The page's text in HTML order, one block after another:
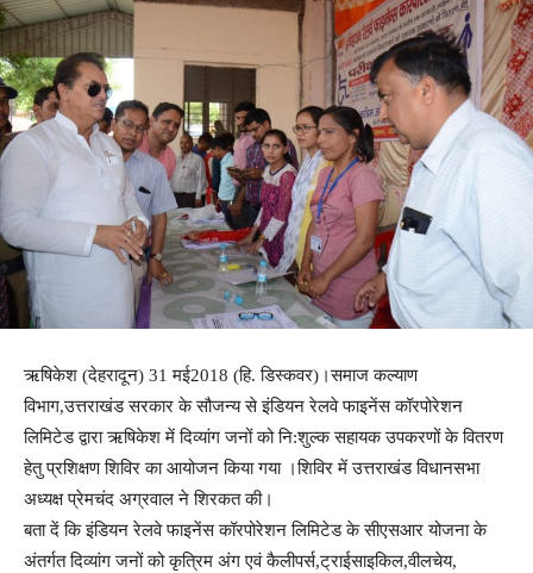
ऋषिकेश (देहरादून) 31 मई2018 (हि. डिस्कवर)।समाज कल्याण
विभाग,उत्तराखंड सरकार के सौजन्य से इंडियन रेलवे फाइनेंस कॉरपोरेशन
लिमिटेड द्वारा ऋषिकेश में दिव्यांग जनों को नि:शुल्क सहायक उपकरणों के वितरण
हेतु प्रशिक्षण शिविर का आयोजन किया गया ।शिविर में उत्तराखंड विधानसभा
अध्यक्ष प्रेमचंद अग्रवाल ने शिरकत की।
बता दें कि इंडियन रेलवे फाइनेंस कॉरपोरेशन लिमिटेड के सीएसआर योजना के
अंतर्गत दिव्यांग जनों को कृत्रिम अंग एवं कैलीपर्स,ट्राईसाइकिल,वीलचेय,